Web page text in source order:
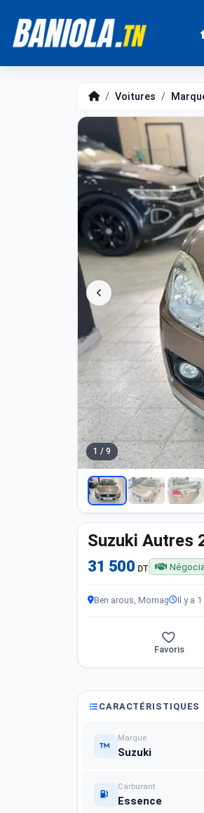
Voitures
1 / 9
Suzuki Autres
31 500 DT
Ben arous, Mornag Il y a
Favoris
CARACTÉRISTIQUES
Marque
Suzuki
Carburant
Essence